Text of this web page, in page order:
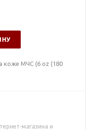
коже МЧС (6 oz (180
магазина и